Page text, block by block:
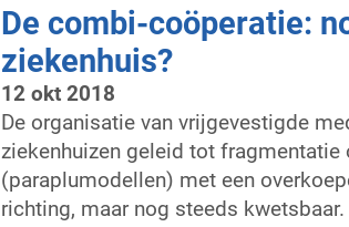
De combi-coöperatie:
ziekenhuis?
12 okt 2018
De organisatie van vrijgevestigde
ziekenhuizen geleid tot
(paraplumodellen) met een
richting, maar nog steeds